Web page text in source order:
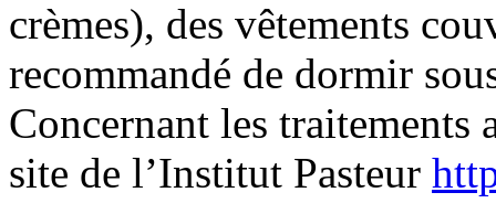
crèmes), des vêtements
recommandé de dormir
Concernant les
site de l’Institut Pasteur